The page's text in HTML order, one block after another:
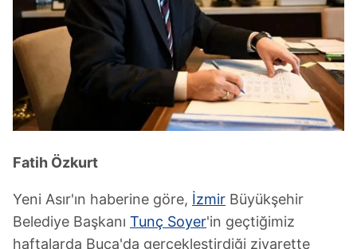
Fatih Özkurt
Yeni Asır'ın haberine göre, İzmir Büyükşehir
Belediye Başkanı Tunç Soyer'in geçtiğimiz
haftalarda Buca'da gerçekleştirdiği ziyarette